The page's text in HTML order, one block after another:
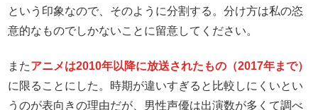
という印象なので、そのように分割する。分け方は私の恣
意的なものでしかないことに留意してください。
またアニメは2010年以降に放送されたもの（2017年まで）
に限ることにした。時期が違いすぎると比較しにくいとい
うのが表向きの理由だが、男性声優は出演数が多くて調べ